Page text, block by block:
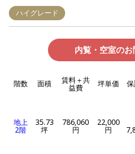
ハイグレード
内覧・空室の
階数 面積 賃料＋共
益費 坪単価
地上
2階
35.73
坪
786,060
円
22,000
円